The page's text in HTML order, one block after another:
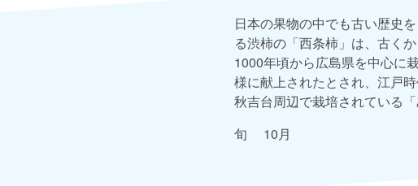
日本の果物の中でも古い歴史
る渋柿の「西条柿」は、古く
1000年頃から広島県を中心に
様に献上されたとされ、江戸
秋吉台周辺で栽培されている
旬 10月